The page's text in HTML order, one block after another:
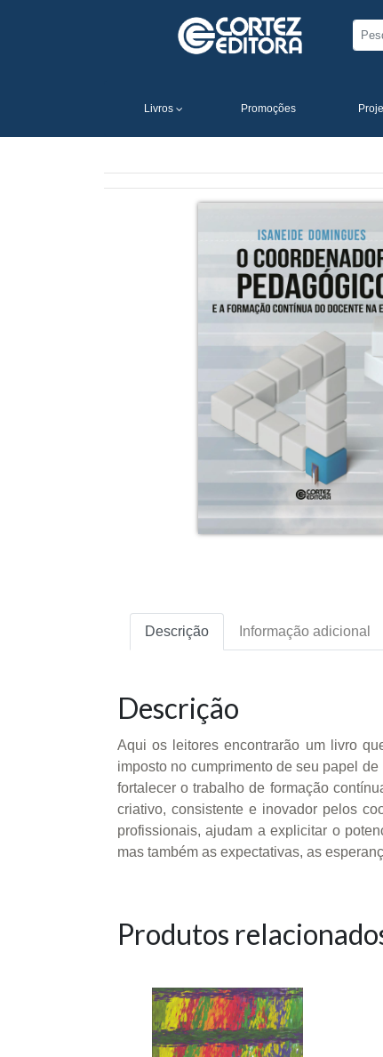
Livros Promoções
Descrição Informação adicional
Descrição
Aqui os leitores encontrarão um livro
imposto no cumprimento de seu papel
fortalecer o trabalho de formação
criativo, consistente e inovador pelos
profissionais, ajudam a explicitar o
mas também as expectativas, as
Produtos